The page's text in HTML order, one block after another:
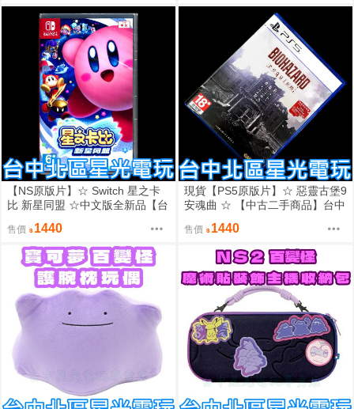
【NS原版片】☆ Switch 星之卡
比 新星同盟 ☆中文版全新品【台
售價 1440
現貨【PS5原版片】☆ 惡靈古堡9
安魂曲 ☆ 【中古二手商品】台中
售價 1440